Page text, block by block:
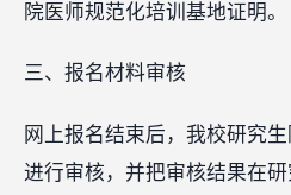
院医师规范化培训基地证明。
三、报名材料审核
网上报名结束后，我校研究
进行审核，并把审核结果在